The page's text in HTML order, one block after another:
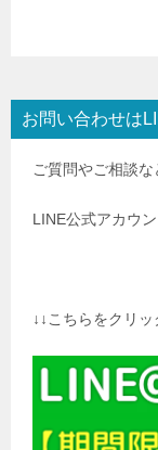
お問い合わせは
ご質問やご相談
LINE公式アカウ
↓↓こちらをクリッ